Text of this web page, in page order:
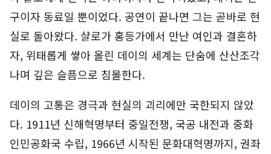
구이자 동료일 뿐이었다. 공연이 끝나면 그는 곧바로 현
실로 돌아왔다. 샬로가 홍등가에서 만난 여인과 결혼하
자, 위태롭게 쌓아 올린 데이의 세계는 단숨에 산산조각
나며 깊은 슬픔으로 침몰한다.
데이의 고통은 경극과 현실의 괴리에만 국한되지 않았
다. 1911년 신해혁명부터 중일전쟁, 국공 내전과 중화
인민공화국 수립, 1966년 시작된 문화대혁명까지, 권좌